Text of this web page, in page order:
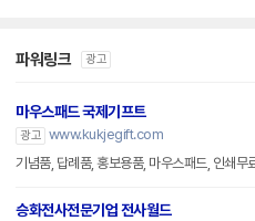
파워링크 광고
마우스패드 국제기프트
광고
www.kukjegift.com
기념품, 답례품, 홍보용품, 마우스패드, 인쇄무
승화전사전문기업 전사월드